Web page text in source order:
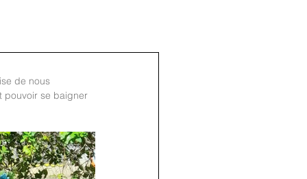
de nous
pouvoir se baigner